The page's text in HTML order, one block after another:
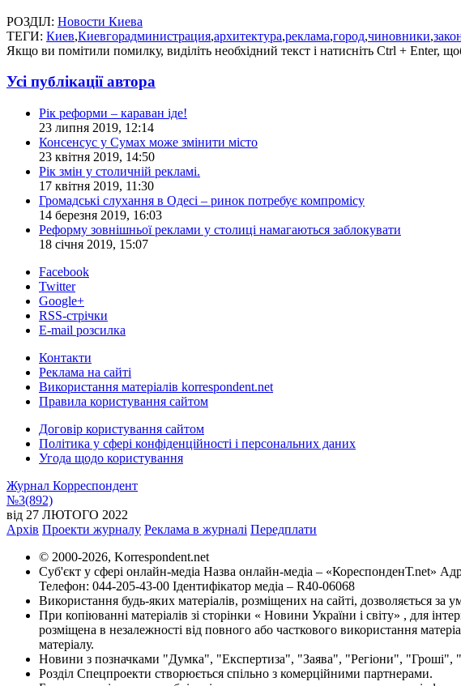
РОЗДІЛ: Новости Киева
ТЕГИ: Киев,Киевгорадминистрация,архитектура,реклама,город,чиновники,
Якщо ви помітили помилку, виділіть необхідний текст і натисніть Ctrl + Enter,
Усі публікації автора
Рік реформи – караван іде!
23 липня 2019, 12:14
Консенсус у Сумах може змінити місто
23 квітня 2019, 14:50
Рік змін у столичній рекламі.
17 квітня 2019, 11:30
Громадські слухання в Одесі – ринок потребує компромісу
14 березня 2019, 16:03
Реформу зовнішньої реклами у столиці намагаються заблокувати
18 січня 2019, 15:07
Facebook
Twitter
Google+
RSS-стрічки
E-mail розсилка
Контакти
Реклама на сайті
Використання матеріалів korrespondent.net
Правила користування сайтом
Договір користування сайтом
Політика у сфері конфіденційності і персональних даних
Угода щодо користування
Журнал Корреспондент
№3(892)
від 27 ЛЮТОГО 2022
Архів Проекти журналу Реклама в журналі Передплати
© 2000-2026, Korrespondent.net
Суб'єкт у сфері онлайн-медіа Назва онлайн-медіа –
Телефон: 044-205-43-00 Ідентифікатор медіа – R40-06068
Використання будь-яких матеріалів, розміщених на сайті, дозволяється
При копіюванні матеріалів зі сторінки « Новини України і світу» , для
розміщена в незалежності від повного або часткового використання
матеріалу.
Новини з позначками "Думка", "Експертиза", "Заява", "Регіони",
Розділ Спецпроекти створюється спільно з комерційними партнерами.